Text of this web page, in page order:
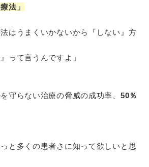
法」
法はうまくいかないから『しない』方
って言うんですよ」
守らない治療の脅威の成功率、 50％
と多くの患者さに知って欲しいと思